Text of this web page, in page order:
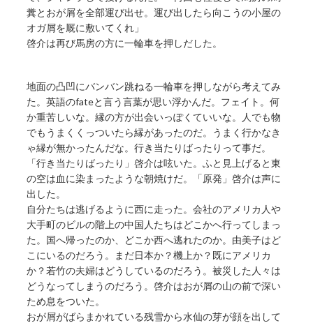
糞とおが屑を全部運び出せ。運び出したら向こうの小屋の
オガ屑を厩に敷いてくれ」
啓介は再び馬房の方に一輪車を押しだした。
地面の凸凹にバンバン跳ねる一輪車を押しながら考えてみ
た。英語のfateと言う言葉が思い浮かんだ。フェイト。何
か重苦しいな。縁の方が出会いっぽくていいな。人でも物
でもうまくくっついたら縁があったのだ。うまく行かなき
ゃ縁が無かったんだな。行き当たりばったりって事だ。
「行き当たりばったり」啓介は呟いた。ふと見上げると東
の空は血に染まったような朝焼けだ。「原発」啓介は声に
出した。
自分たちは逃げるように西に走った。会社のアメリカ人や
大手町のビルの階上の中国人たちはどこかへ行ってしまっ
た。国へ帰ったのか、どこか西へ逃れたのか。由美子はど
こにいるのだろう。まだ日本か？機上か？既にアメリカ
か？若竹の夫婦はどうしているのだろう。被災した人々は
どうなってしまうのだろう。啓介はおが屑の山の前で深い
ため息をついた。
おが屑がばらまかれている残雪から水仙の芽が顔を出して